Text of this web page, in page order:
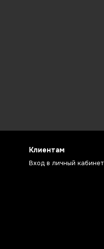
Клиентам
Вход в личный кабинет